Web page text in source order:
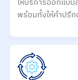
ให้บริการออกแบ
พร้อมทั้งให้คำปรึ